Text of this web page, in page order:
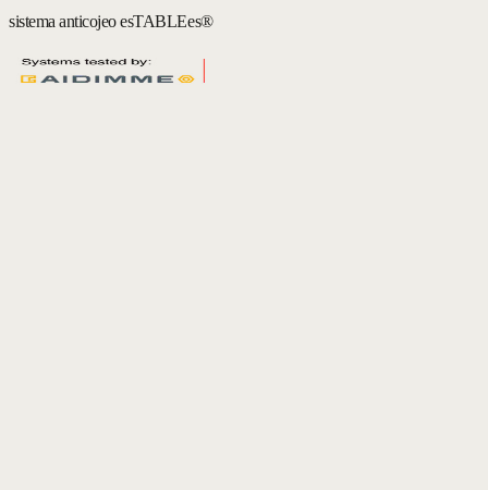
sistema anticojeo esTABLEes®